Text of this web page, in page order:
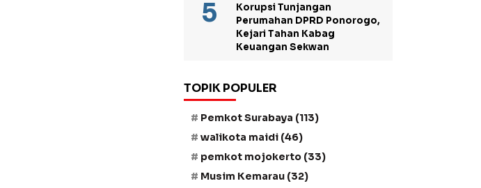
Korupsi Tunjangan
Perumahan DPRD Ponorogo,
Kejari Tahan Kabag
Keuangan Sekwan
TOPIK POPULER
Pemkot Surabaya (113)
walikota maidi (46)
pemkot mojokerto (33)
Musim Kemarau (32)